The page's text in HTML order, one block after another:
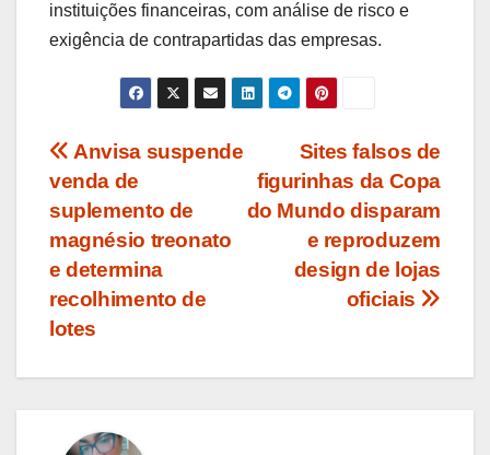
instituições financeiras, com análise de risco e
exigência de contrapartidas das empresas.
Navegação
de
Post
Sites falsos de
figurinhas da Copa
do Mundo disparam
e reproduzem
design de lojas
oficiais
Anvisa suspende
venda de
suplemento de
magnésio treonato
e determina
recolhimento de
lotes